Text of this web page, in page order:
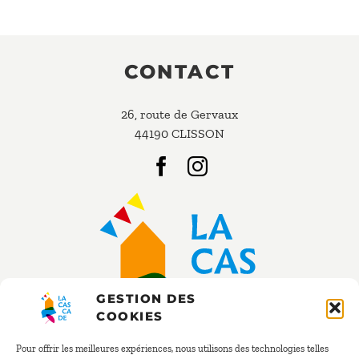
GESTION DES
COOKIES
Pour offrir les meilleures expériences, nous utilisons des technologies telles
CONTACT
26, route de Gervaux
44190 CLISSON